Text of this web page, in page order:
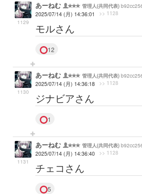
1129
あーねむ 管理人(共同代表)
2025/07/14 (月) 14:36:01
>> 1128
モルさん
12
1130
あーねむ 管理人(共同代表)
2025/07/14 (月) 14:36:18
>> 1128
ジナビアさん
1
1131
あーねむ 管理人(共同代表)
2025/07/14 (月) 14:36:40
>> 1128
チェコさん
5